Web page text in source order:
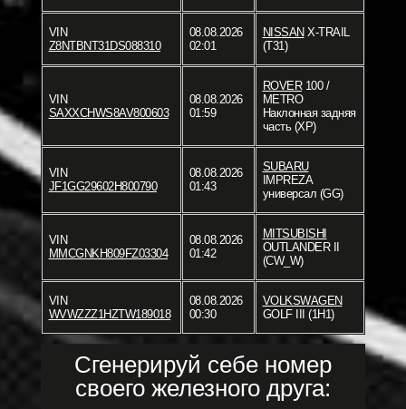
VIN
Z8NTBNT31DS088310
08.08.2026
02:01
NISSANX-TRAIL
(T31)
VIN
SAXXCHWS8AV800603
08.08.2026
01:59
ROVER100 /
METRO
Наклонная задняя
часть (XP)
VIN
JF1GG29602H800790
08.08.2026
01:43
SUBARU
IMPREZA
универсал (GG)
VIN
MMCGNKH809FZ03304
08.08.2026
01:42
MITSUBISHI
OUTLANDER II
(CW_W)
VIN
WVWZZZ1HZTW189018
08.08.2026
00:30
VOLKSWAGEN
GOLF III (1H1)
Сгенерируй себе номер
своего железного друга: